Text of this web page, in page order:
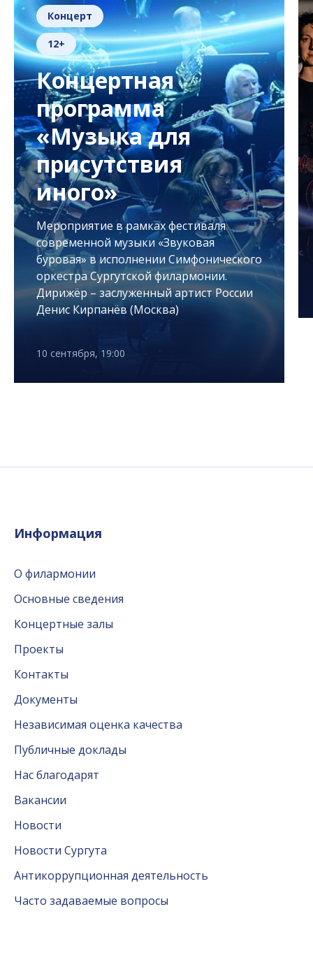
Концерт
12+
Концертная
программа
«Музыка для
присутствия
иного»
Мероприятие в рамках фестиваля
современной музыки «Звуковая
буровая» в исполнении Симфонического
оркестра Сургутской филармонии.
Дирижёр – заслуженный артист России
Денис Кирпанёв (Москва)
10 сентября, 19:00
Информация
О филармонии
Основные сведения
Концертные залы
Проекты
Контакты
Документы
Независимая оценка качества
Публичные доклады
Нас благодарят
Вакансии
Новости
Новости Сургута
Антикоррупционная деятельность
Часто задаваемые вопросы